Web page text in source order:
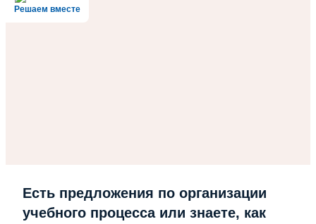
Решаем вместе
Есть предложения по организации
учебного процесса или знаете, как